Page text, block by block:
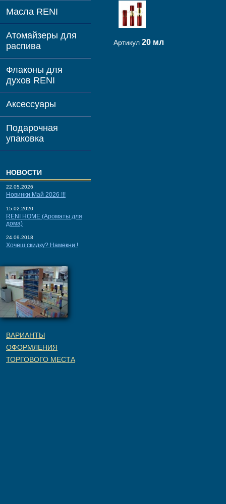
Масла RENI
Атомайзеры для
распива
Флаконы для
духов RENI
Аксессуары
Подарочная
упаковка
НОВОСТИ
22.05.2026
Новинки Май 2026 !!!
15.02.2020
RENI HOME (Ароматы для
дома)
24.09.2018
Хочеш скидку? Намекни !
ВАРИАНТЫ
ОФОРМЛЕНИЯ
ТОРГОВОГО МЕСТА
Артикул 20 мл